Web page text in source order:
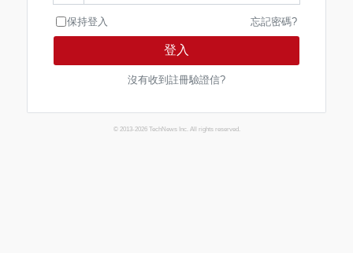
保持登入 忘記密碼?
登入
沒有收到註冊驗證信?
© 2013-2026 TechNews Inc. All rights reserved.